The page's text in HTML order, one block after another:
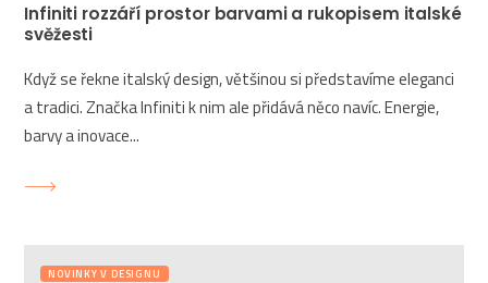
Infiniti rozzáří prostor barvami a rukopisem italské
svěžesti
Když se řekne italský design, většinou si představíme eleganci
a tradici. Značka Infiniti k nim ale přidává něco navíc. Energie,
barvy a inovace...
NOVINKY V DESIGNU